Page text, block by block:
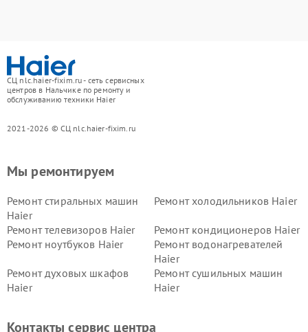
СЦ nlc.haier-fixim.ru - сеть сервисных
центров в Нальчике по ремонту и
обслуживанию техники Haier
2021-2026 © СЦ nlc.haier-fixim.ru
Мы ремонтируем
Ремонт стиральных машин
Haier
Ремонт холодильников Haier
Ремонт телевизоров Haier
Ремонт кондиционеров Haier
Ремонт ноутбуков Haier
Ремонт водонагревателей
Haier
Ремонт духовых шкафов
Haier
Ремонт сушильных машин
Haier
Контакты сервис центра